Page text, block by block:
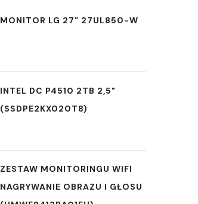
MONITOR LG 27” 27UL850-W
INTEL DC P4510 2TB 2,5"
(SSDPE2KX020T8)
ZESTAW MONITORINGU WIFI
NAGRYWANIE OBRAZU I GŁOSU